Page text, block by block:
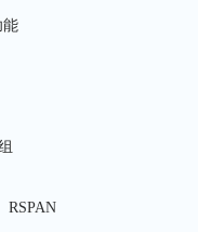
能
RSPAN